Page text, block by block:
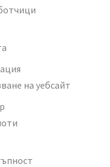
на уебсайт